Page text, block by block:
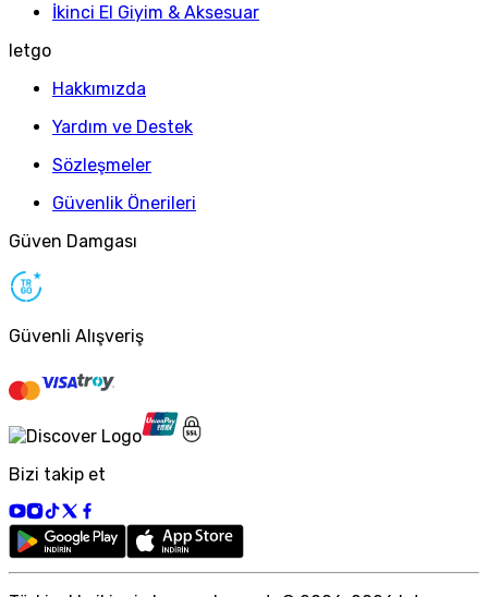
İkinci El Giyim & Aksesuar
letgo
Hakkımızda
Yardım ve Destek
Sözleşmeler
Güvenlik Önerileri
Güven Damgası
Güvenli Alışveriş
Bizi takip et